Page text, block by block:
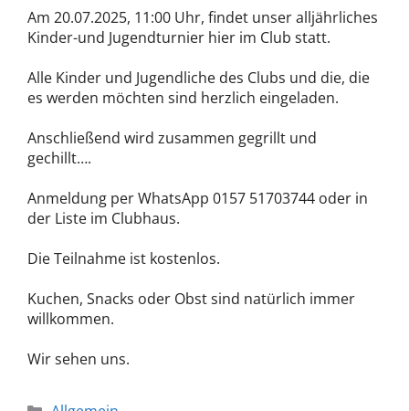
Am 20.07.2025, 11:00 Uhr, findet unser alljährliches
Kinder-und Jugendturnier hier im Club statt.
Alle Kinder und Jugendliche des Clubs und die, die
es werden möchten sind herzlich eingeladen.
Anschließend wird zusammen gegrillt und
gechillt….
Anmeldung per WhatsApp 0157 51703744 oder in
der Liste im Clubhaus.
Die Teilnahme ist kostenlos.
Kuchen, Snacks oder Obst sind natürlich immer
willkommen.
Wir sehen uns.